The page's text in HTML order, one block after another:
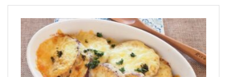
芋類(じゃが芋・さつま芋・里芋・山芋)
もやし・豆苗・たけのこ・せり・ふき・その他山菜料理